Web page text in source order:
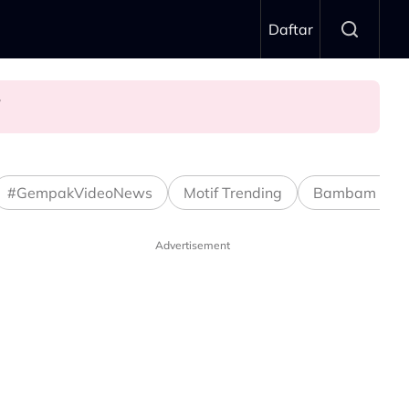
Daftar
#GempakVideoNews Motif Trending Bambam
Advertisement